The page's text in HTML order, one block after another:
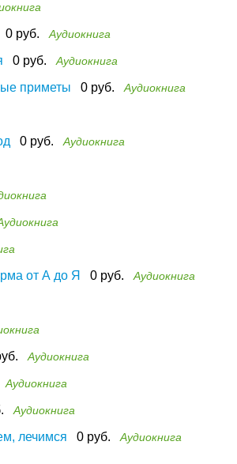
0 руб. Аудиокнига
0 руб. Аудиокнига
приметы 0 руб. Аудиокнига
0 руб. Аудиокнига
от А до Я 0 руб. Аудиокнига
Аудиокнига
Аудиокнига
Аудиокнига
лечимся 0 руб. Аудиокнига